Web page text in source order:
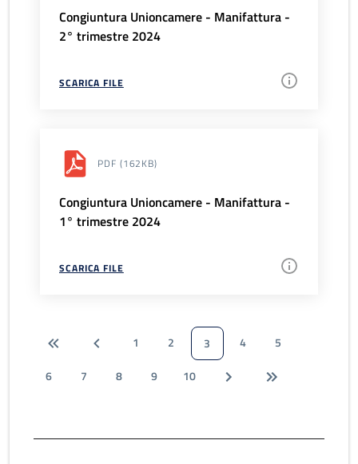
Congiuntura Unioncamere - Manifattura -
2° trimestre 2024
SCARICA FILE
PDF (162KB)
Congiuntura Unioncamere - Manifattura -
1° trimestre 2024
SCARICA FILE
1 2 3 4
5
6
7 8 9 10